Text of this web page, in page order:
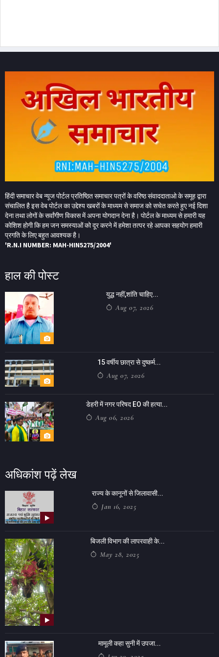
हिंदी समाचार वेब न्यूज पोर्टल प्रतिष्ठित समाचार पत्रों के वरिष्ठ संवाददाताओ के समूह द्वारा
संचालित है इस वेब पोर्टल का उद्देश्य खबरों के माध्यम से समाज को सचेत करते हुए नई दिशा
देना तथा लोगों के सर्वांगीण विकास में अपना योगदान देना है। पोर्टल के माध्यम से हमारी यह
कोशिश होगी कि हम जन समस्याओं को दूर करने में हमेशा तत्पर रहे आपका सहयोग हमारी
प्रगति के लिए बहुत आवश्यक है।
'R.N.I NUMBER: MAH-HIN5275/2004'
हाल की पोस्ट
युद्ध नहीं,शांति चाहिए...
Aug 07, 2026
15 वर्षीय छात्रा से दुष्कर्म...
Aug 07, 2026
डेहरी में नगर परिषद EO की हत्या...
Aug 06, 2026
अधिकांश पढ़ें लेख
राज्य के कानूनों से जिलावासी...
Jan 16, 2025
बिजली विभाग की लापरवाही के...
May 28, 2025
मामूली कहा सुनी में उपजा...